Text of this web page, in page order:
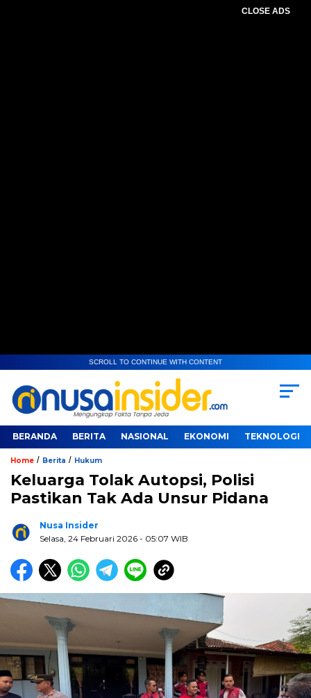
CLOSE ADS
SCROLL TO CONTINUE WITH CONTENT
BERANDA BERITA NASIONAL EKONOMI TEKNOLOGI
Home / Berita / Hukum
Keluarga Tolak Autopsi, Polisi
Pastikan Tak Ada Unsur Pidana
Nusa Insider
Selasa, 24 Februari 2026 - 05:07 WIB